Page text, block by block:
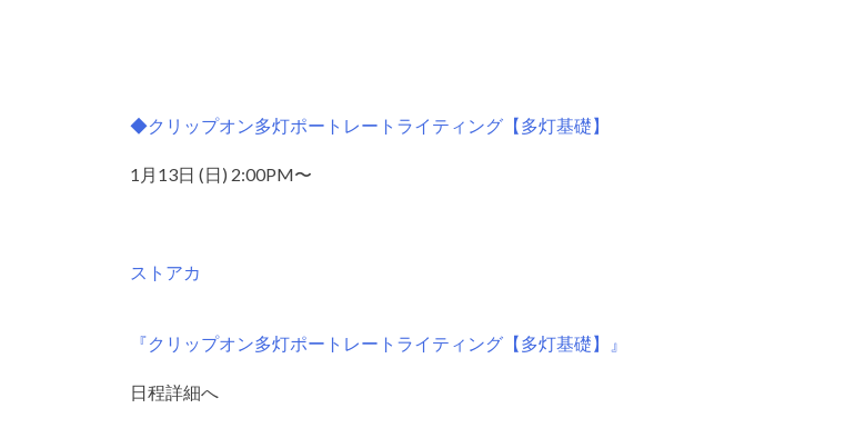
◆クリップオン多灯ポートレートライティング【多灯基礎】
1月13日 (日) 2:00PM〜
ストアカ
『クリップオン多灯ポートレートライティング【多灯基礎】』
日程詳細へ